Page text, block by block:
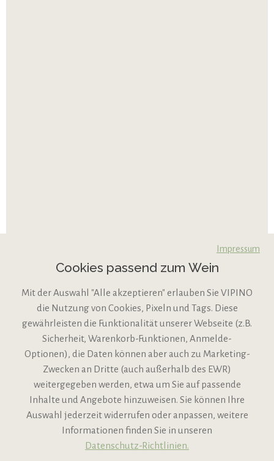
VIPINO Service
Informationen
Support
Impressum
Cookies passend zum Wein
Mit der Auswahl "Alle akzeptieren" erlauben Sie VIPINO
die Nutzung von Cookies, Pixeln und Tags. Diese
gewährleisten die Funktionalität unserer Webseite (z.B.
Sicherheit, Warenkorb-Funktionen, Anmelde-
Optionen), die Daten können aber auch zu Marketing-
Zwecken an Dritte (auch außerhalb des EWR)
weitergegeben werden, etwa um Sie auf passende
Inhalte und Angebote hinzuweisen. Sie können Ihre
Auswahl jederzeit widerrufen oder anpassen, weitere
Informationen finden Sie in unseren
Datenschutz-Richtlinien.